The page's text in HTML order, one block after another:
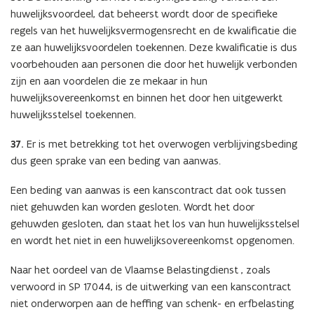
huwelijksvoordeel, dat beheerst wordt door de specifieke
regels van het huwelijksvermogensrecht en de kwalificatie die
ze aan huwelijksvoordelen toekennen. Deze kwalificatie is dus
voorbehouden aan personen die door het huwelijk verbonden
zijn en aan voordelen die ze mekaar in hun
huwelijksovereenkomst en binnen het door hen uitgewerkt
huwelijksstelsel toekennen.
37. Er is met betrekking tot het overwogen verblijvingsbeding
dus geen sprake van een beding van aanwas.
Een beding van aanwas is een kanscontract dat ook tussen
niet gehuwden kan worden gesloten. Wordt het door
gehuwden gesloten, dan staat het los van hun huwelijksstelsel
en wordt het niet in een huwelijksovereenkomst opgenomen.
Naar het oordeel van de Vlaamse Belastingdienst , zoals
verwoord in SP 17044, is de uitwerking van een kanscontract
niet onderworpen aan de heffing van schenk- en erfbelasting